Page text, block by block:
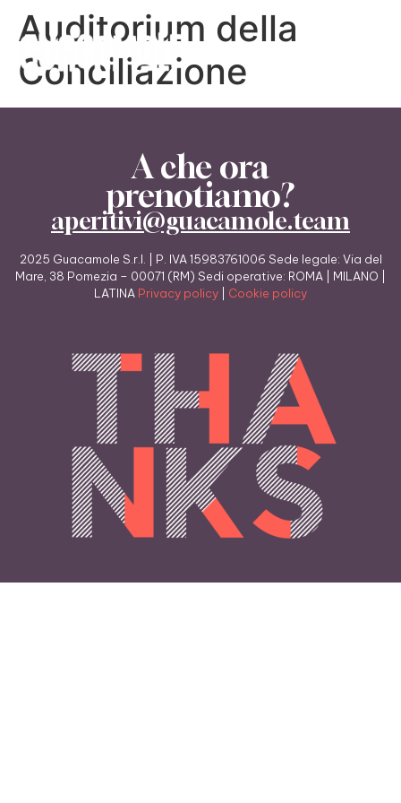
Auditorium della
Conciliazione
A che ora
prenotiamo?
aperitivi@guacamole.team
2025 Guacamole S.r.l. | P. IVA 15983761006 Sede legale: Via del
Mare, 38 Pomezia – 00071 (RM) Sedi operative: ROMA | MILANO |
LATINA Privacy policy Cookie policy